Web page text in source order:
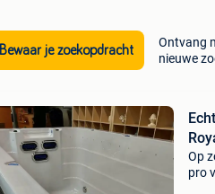
Bewaar je zoekopdracht
Ontvang
nieuwe
Op
pro